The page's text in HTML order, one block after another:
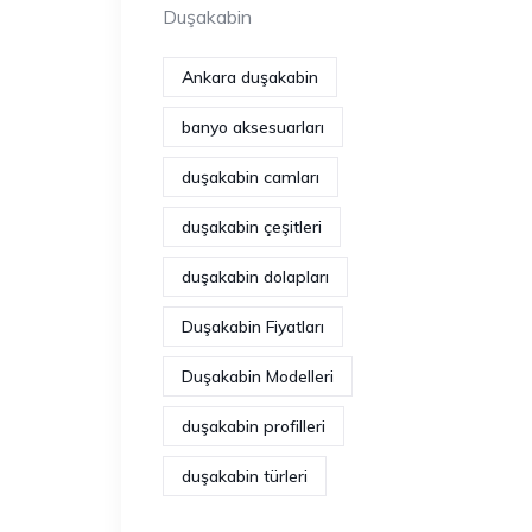
Duşakabin
Ankara duşakabin
banyo aksesuarları
duşakabin camları
duşakabin çeşitleri
duşakabin dolapları
Duşakabin Fiyatları
Duşakabin Modelleri
duşakabin profilleri
duşakabin türleri